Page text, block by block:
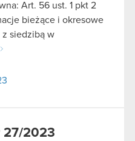
Art. 56 ust. 1 pkt 2
bieżące i okresowe
z siedzibą w
27/2023